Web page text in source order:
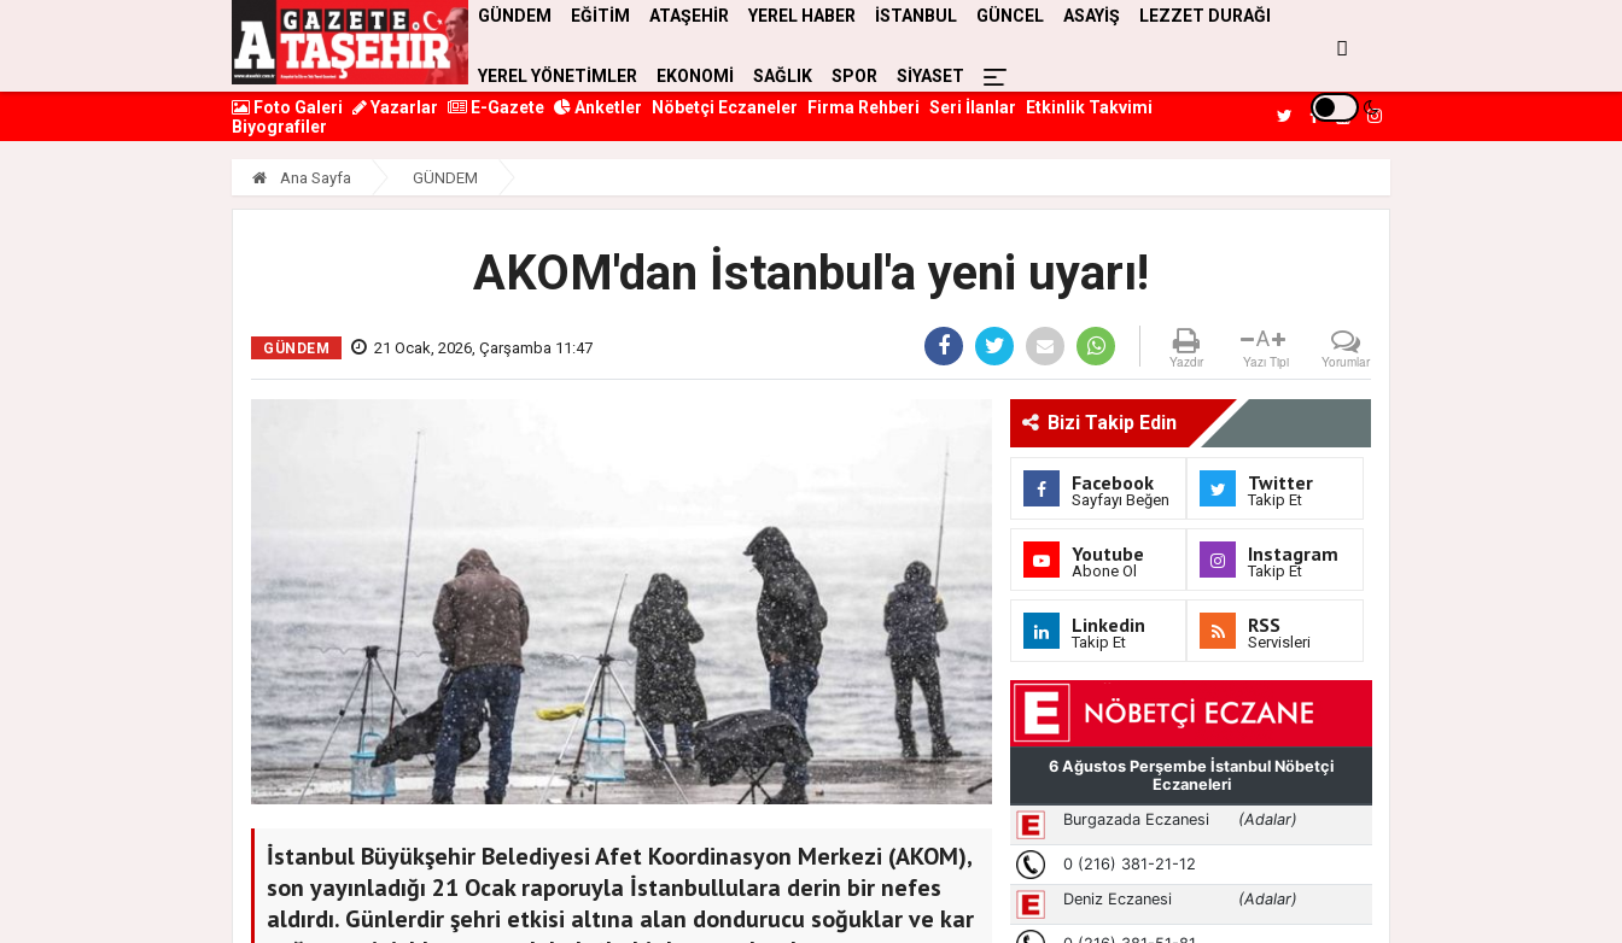
GÜNDEM EĞİTİM ATAŞEHİR YEREL HABER İSTANBUL GÜNCEL ASAYİŞ LEZZET DURAĞI
YEREL YÖNETİMLER EKONOMİ SAĞLIK SPOR
SİYASET
Foto Galeri
Yazarlar E-Gazete Anketler Nöbetçi Eczaneler Firma Rehberi Seri İlanlar
Etkinlik Takvimi
Biyografiler
Ana Sayfa GÜNDEM
AKOM'dan İstanbul'a yeni uyarı!
GÜNDEM 21 Ocak, 2026, Çarşamba 11:47
Yazdır
A
Yazı Tipi Yorumlar
İstanbul Büyükşehir Belediyesi Afet Koordinasyon Merkezi (AKOM),
son yayınladığı 21 Ocak raporuyla İstanbullulara derin bir nefes
aldırdı. Günlerdir şehri etkisi altına alan dondurucu soğuklar ve kar
Bizi Takip Edin
Facebook
Sayfayı Beğen
Twitter
Takip Et
Youtube
Abone Ol
Instagram
Takip Et
Linkedin
Takip Et
RSS
Servisleri